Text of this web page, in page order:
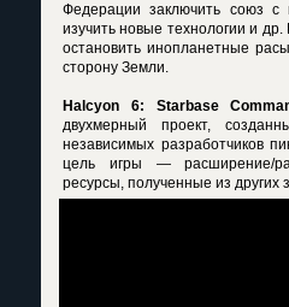
Федерации заключить союз с
изучить новые технологии и
остановить инопланетные
сторону Земли.
Halcyon 6: Starbase
двухмерный проект,
независимых разработчиков
цель игры — расширение/
ресурсы, полученные из других